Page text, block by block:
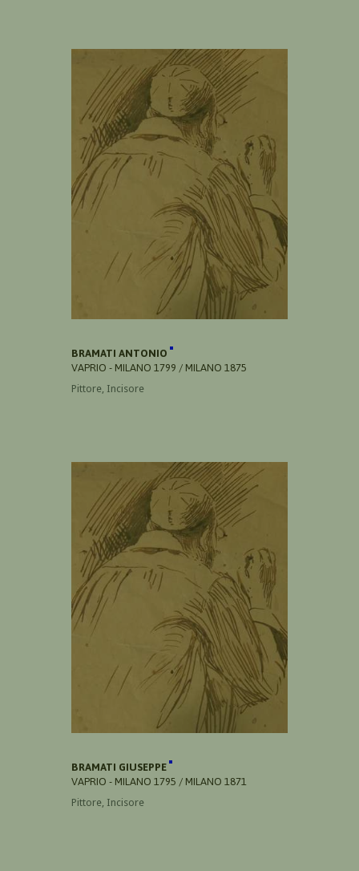
BRAMATI ANTONIO
VAPRIO - MILANO 1799 / MILANO 1875
Pittore, Incisore
BRAMATI GIUSEPPE
VAPRIO - MILANO 1795 / MILANO 1871
Pittore, Incisore